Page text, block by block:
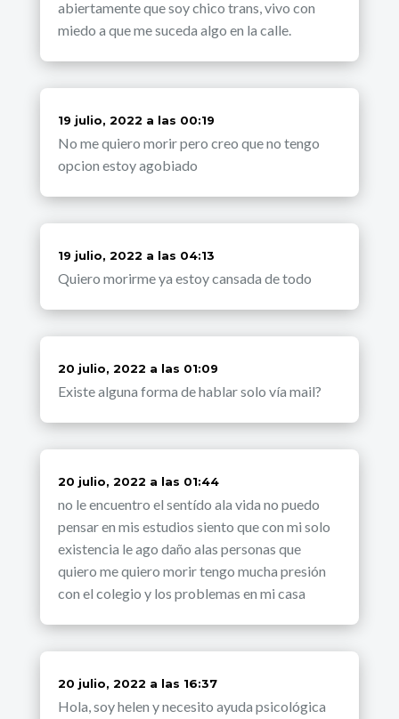
abiertamente que soy chico trans, vivo con
miedo a que me suceda algo en la calle.
dice:
19 julio, 2022 a las 00:19
No me quiero morir pero creo que no tengo
opcion estoy agobiado
dice:
19 julio, 2022 a las 04:13
Quiero morirme ya estoy cansada de todo
dice:
20 julio, 2022 a las 01:09
Existe alguna forma de hablar solo vía mail?
dice:
20 julio, 2022 a las 01:44
no le encuentro el sentído ala vida no puedo
pensar en mis estudios siento que con mi solo
existencia le ago daño alas personas que
quiero me quiero morir tengo mucha presión
con el colegio y los problemas en mi casa
dice:
20 julio, 2022 a las 16:37
Hola, soy helen y necesito ayuda psicológica